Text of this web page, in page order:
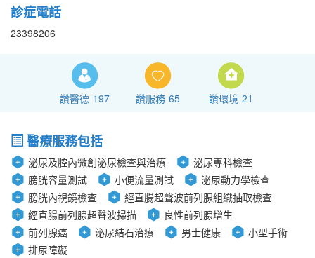
診症電話
23398206
讚醫德 197 讚服務 65 讚環境 21
醫療服務包括
泌尿及腔內微創泌尿檢查與治療
泌尿專科檢查
膀胱容量測試
小便流量測試
泌尿動力學檢查
膀胱內視鏡檢查
經直腸超聲波前列腺組織抽取檢查
經直腸前列腺超聲波掃描
良性前列腺增生
前列腺癌
泌尿結石治療 男士健康
小型手術
排尿障礙